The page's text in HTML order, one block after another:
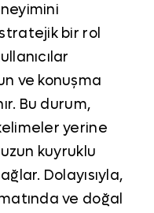
bir rol
ve konuşma
Bu durum,
yerine
kuyruklu
Dolayısıyla,
ve doğal